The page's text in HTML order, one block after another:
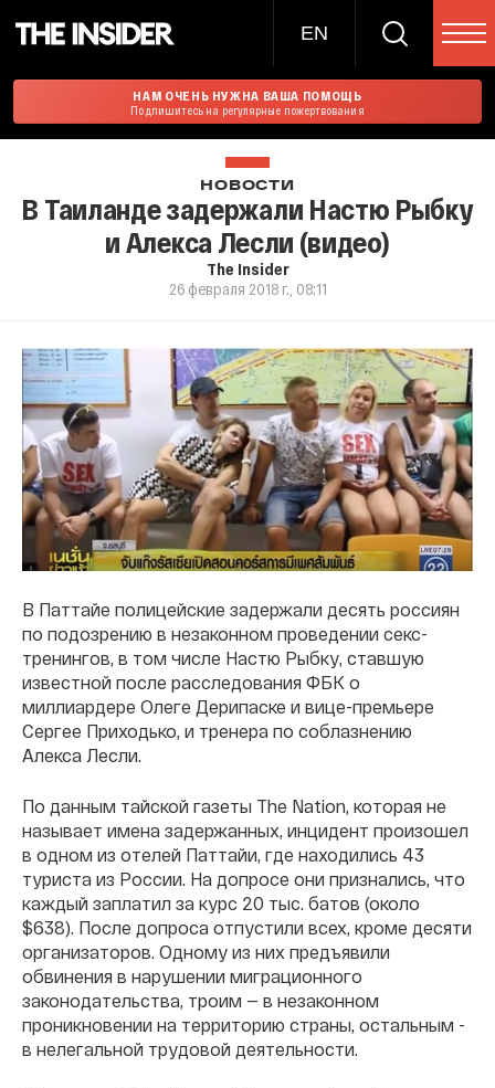
EN
НАМ ОЧЕНЬ НУЖНА ВАША ПОМОЩЬ
Подпишитесь на регулярные пожертвования
НОВОСТИ
В Таиланде задержали Настю Рыбку
и Алекса Лесли (видео)
The Insider
26 февраля 2018 г., 08:11
В Паттайе полицейские задержали десять россиян
по подозрению в незаконном проведении секс-
тренингов, в том числе Настю Рыбку, ставшую
известной после расследования ФБК о
миллиардере Олеге Дерипаске и вице-премьере
Сергее Приходько, и тренера по соблазнению
Алекса Лесли.
По данным тайской газеты The Nation, которая не
называет имена задержанных, инцидент произошел
в одном из отелей Паттайи, где находились 43
туриста из России. На допросе они признались, что
каждый заплатил за курс 20 тыс. батов (около
$638). После допроса отпустили всех, кроме десяти
организаторов. Одному из них предъявили
обвинения в нарушении миграционного
законодательства, троим — в незаконном
проникновении на территорию страны, остальным -
в нелегальной трудовой деятельности.